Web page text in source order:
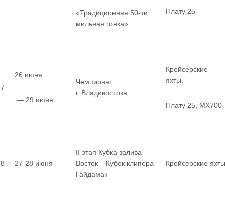
«Традиционная 50-ти
мильная гонка»
Плату 25
7
26 июня
— 29 июня
Чемпионат
г. Владивостока
Крейсерские
яхты,
Плату 25, MX700
8 27-28 июня
II этап Кубка залива
Восток – Кубок клипера
Гайдамак
Крейсерские яхты